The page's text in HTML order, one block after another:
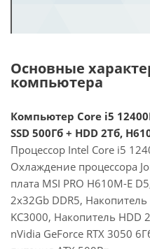
Основные
компьютера
Компьютер Core i5
SSD 500Гб + HDD 2Тб,
Процессор Intel Core i5
Охлаждение процессора
плата MSI PRO H610M-E
2x32Gb DDR5,
KC3000, Накопитель HDD
nVidia GeForce RTX 3050